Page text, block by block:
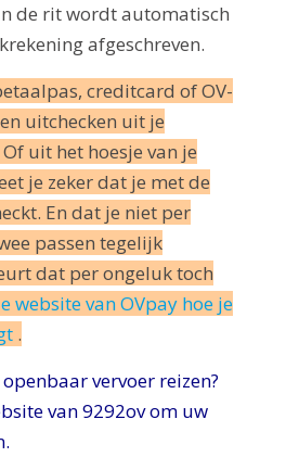
de rit wordt automatisch
afgeschreven.
creditcard of OV-
uitchecken uit je
uit het hoesje van je
je zeker dat je met de
En dat je niet per
passen tegelijk
dat per ongeluk toch
website van OVpay hoe je
.
vervoer reizen?
van 9292ovom uw